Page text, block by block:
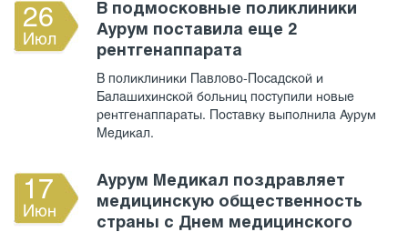
26
Июл
В подмосковные поликлиники
Аурум поставила еще 2
рентгенаппарата
В поликлиники Павлово-Посадской и
Балашихинской больниц поступили новые
рентгенаппараты. Поставку выполнила Аурум
Медикал.
17
Июн
Аурум Медикал поздравляет
медицинскую общественность
страны с Днем медицинского